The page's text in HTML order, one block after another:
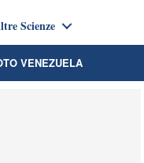
Scienze
VENEZUELA